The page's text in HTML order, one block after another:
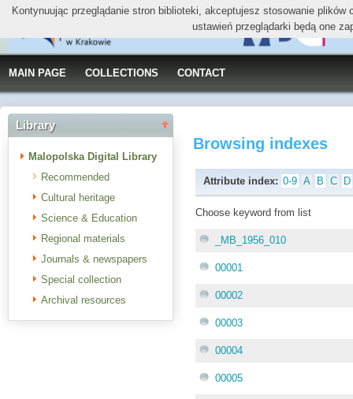
MAIN PAGE COLLECTIONS CONTACT
Library
Malopolska Digital Library
Recommended
Cultural heritage
Science & Education
Regional materials
Journals & newspapers
Special collection
Archival resources
Browsing indexes
Attribute index: 0-9 A B C D
Choose keyword from list
_MB_1956_010
00001
00002
00003
00004
00005
Kontynuując przeglądanie stron biblioteki, akceptujesz stosowanie
ustawień przeglądarki będą one